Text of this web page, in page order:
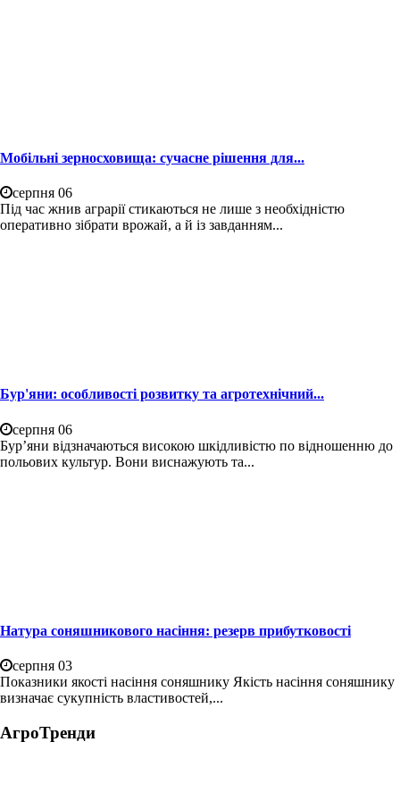
Мобільні зерносховища: сучасне рішення для...
серпня 06
Під час жнив аграрії стикаються не лише з необхідністю
оперативно зібрати врожай, а й із завданням...
Бур'яни: особливості розвитку та агротехнічний...
серпня 06
Бур’яни відзначаються високою шкідливістю по відношенню до
польових культур. Вони виснажують та...
Натура соняшникового насіння: резерв прибутковості
серпня 03
Показники якості насіння соняшнику Якість насіння соняшнику
визначає сукупність властивостей,...
АгроТренди